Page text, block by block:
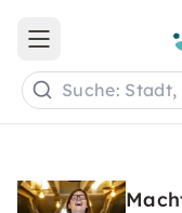
Open main menu
Suche: Stadt,